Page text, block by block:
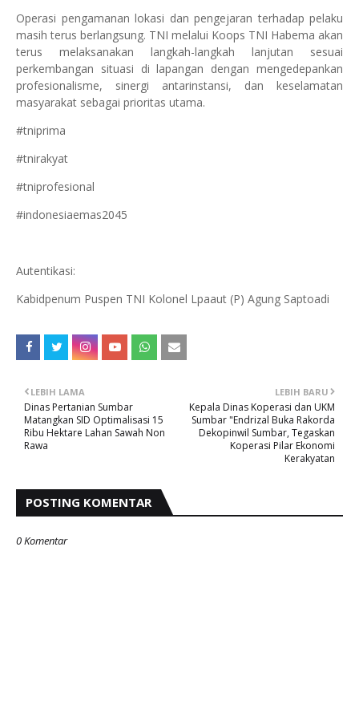
Operasi pengamanan lokasi dan pengejaran terhadap pelaku
masih terus berlangsung. TNI melalui Koops TNI Habema akan
terus melaksanakan langkah-langkah lanjutan sesuai
perkembangan situasi di lapangan dengan mengedepankan
profesionalisme, sinergi antarinstansi, dan keselamatan
masyarakat sebagai prioritas utama.
#tniprima
#tnirakyat
#tniprofesional
#indonesiaemas2045
Autentikasi:
Kabidpenum Puspen TNI Kolonel Lpaaut (P) Agung Saptoadi
LEBIH BARU
Kepala Dinas Koperasi dan UKM
Sumbar "Endrizal Buka Rakorda
Dekopinwil Sumbar, Tegaskan
Koperasi Pilar Ekonomi
Kerakyatan
LEBIH LAMA
Dinas Pertanian Sumbar
Matangkan SID Optimalisasi 15
Ribu Hektare Lahan Sawah Non
Rawa
POSTING KOMENTAR
0 Komentar